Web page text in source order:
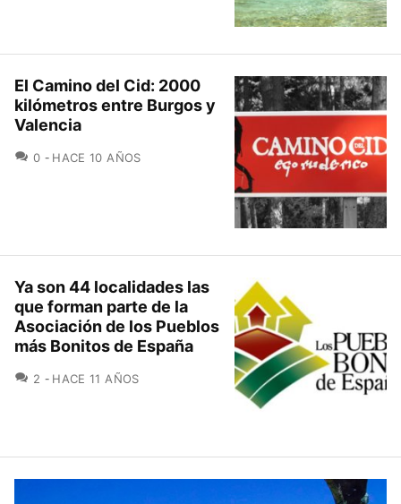
El Camino del Cid: 2000
kilómetros entre Burgos y
Valencia
0 COMENTARIOS
HACE 10 AÑOS
Ya son 44 localidades las
que forman parte de la
Asociación de los Pueblos
más Bonitos de España
2 COMENTARIOS
HACE 11 AÑOS